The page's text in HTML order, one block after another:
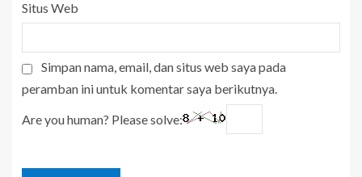
Situs Web
Simpan nama, email, dan situs web saya pada
peramban ini untuk komentar saya berikutnya.
Are you human? Please solve: